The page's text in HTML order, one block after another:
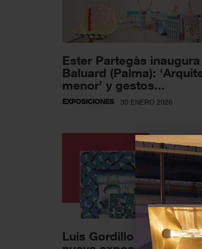
Ester Partegàs
Baluard (Palma):
menor’ y gestos...
EXPOSICIONES 30 ENERO 2026
Luis Gordillo inaugura